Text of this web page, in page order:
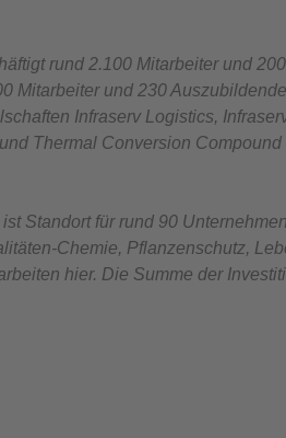
rund 2.100 Mitarbeiter und
Mitarbeiter und 230
Infraserv Logistics,
Thermal Conversion
Standort für rund 90
Chemie, Pflanzenschutz,
hier. Die Summe der